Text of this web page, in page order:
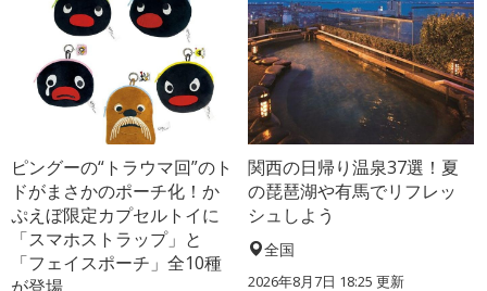
ピングーの“トラウマ回”のト
ドがまさかのポーチ化！か
ぷえぼ限定カプセルトイに
「スマホストラップ」と
「フェイスポーチ」全10種
関西の日帰り温泉37選！夏
の琵琶湖や有馬でリフレッ
シュしよう
全国
2026年8月7日 18:25 更新